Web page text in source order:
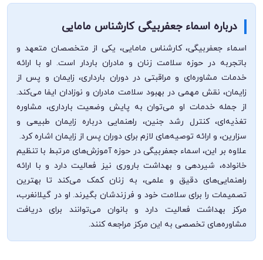
درباره اسماء جعفربیگی کارشناس مامایی
اسماء جعفربیگی، کارشناس مامایی، یکی از متخصصان متعهد و
باتجربه در حوزه سلامت زنان و مادران باردار است. او با ارائه
خدمات مشاوره‌ای و مراقبتی در دوران بارداری، زایمان و پس از
زایمان، نقش مهمی در بهبود سلامت مادران و نوزادان ایفا می‌کند.
از جمله خدمات او می‌توان به پایش وضعیت بارداری، مشاوره
تغذیه‌ای، کنترل رشد جنین، راهنمایی درباره زایمان طبیعی و
سزارین، و ارائه توصیه‌های لازم برای دوران پس از زایمان اشاره کرد.
علاوه بر این، اسماء جعفربیگی در حوزه آموزش‌های مرتبط با تنظیم
خانواده، شیردهی و بهداشت باروری نیز فعالیت دارد و با ارائه
راهنمایی‌های دقیق و علمی، به زنان کمک می‌کند تا بهترین
تصمیمات را برای سلامت خود و فرزندشان بگیرند. او در گیلانغرب،
مرکز بهداشت فعالیت دارد و بانوان می‌توانند برای دریافت
مشاوره‌های تخصصی به این مرکز مراجعه کنند.